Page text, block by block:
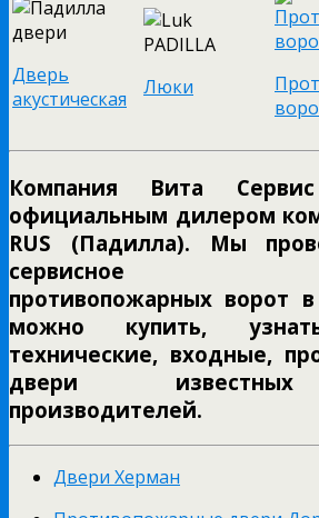
Дверь
акустическая
Люки
Компания Вита
официальным дилером
RUS (Падилла). Мы
сервисное
противопожарных ворот
можно купить,
технические, входные,
двери
производителей.
Двери Херман